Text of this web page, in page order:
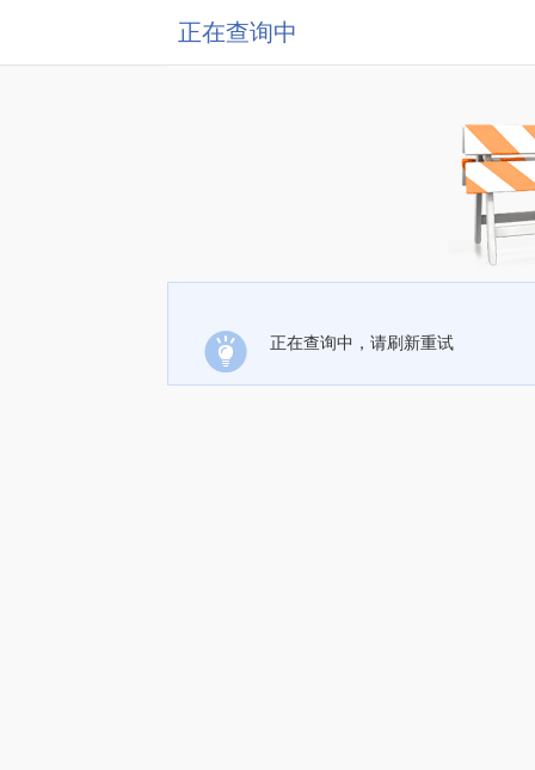
正在查询中
正在查询中，请刷新重试